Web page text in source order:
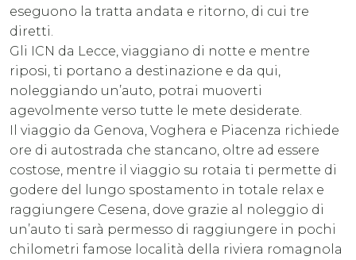
eseguono la tratta andata e ritorno, di cui tre
diretti.
Gli ICN da Lecce, viaggiano di notte e mentre
riposi, ti portano a destinazione e da qui,
noleggiando un’auto, potrai muoverti
agevolmente verso tutte le mete desiderate.
Il viaggio da Genova, Voghera e Piacenza richiede
ore di autostrada che stancano, oltre ad essere
costose, mentre il viaggio su rotaia ti permette di
godere del lungo spostamento in totale relax e
raggiungere Cesena, dove grazie al noleggio di
un’auto ti sarà permesso di raggiungere in pochi
chilometri famose località della riviera romagnola